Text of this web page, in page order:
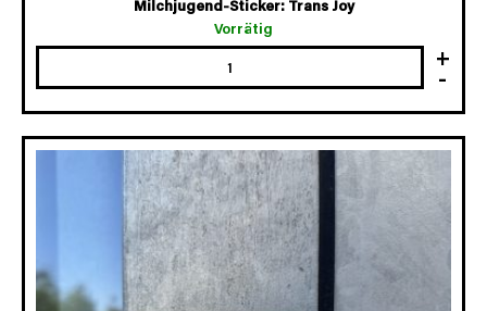
Milchjugend-Sticker: Trans Joy
Vorrätig